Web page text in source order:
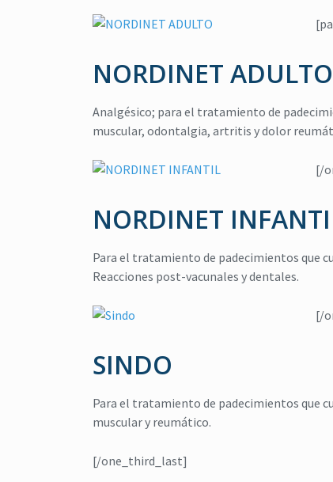
Eucalipto,Lavanda,
repelente de insectos
Vitamina E
Read more
Higiene,jabón para
jabón para manos
Read more
NORDINET ADULTO
Analgésico; para el tratamiento de
muscular, odontalgia, artritis y dolor
[/
NORDINET
Para el tratamiento de padecimientos que
Reacciones post-vacunales y dentales.
[/
SINDO
Para el tratamiento de padecimientos que
muscular y reumático.
[/one_third_last]